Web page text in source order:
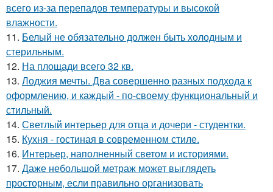
всего из-за перепадов температуры и высокой
влажности.
11. Белый не обязательно должен быть холодным и
стерильным.
12. На площади всего 32 кв.
13. Лоджия мечты. Два совершенно разных подхода к
оформлению, и каждый - по-своему функциональный и
стильный.
14. Светлый интерьер для отца и дочери - студентки.
15. Кухня - гостиная в современном стиле.
16. Интерьер, наполненный светом и историями.
17. Даже небольшой метраж может выглядеть
просторным, если правильно организовать